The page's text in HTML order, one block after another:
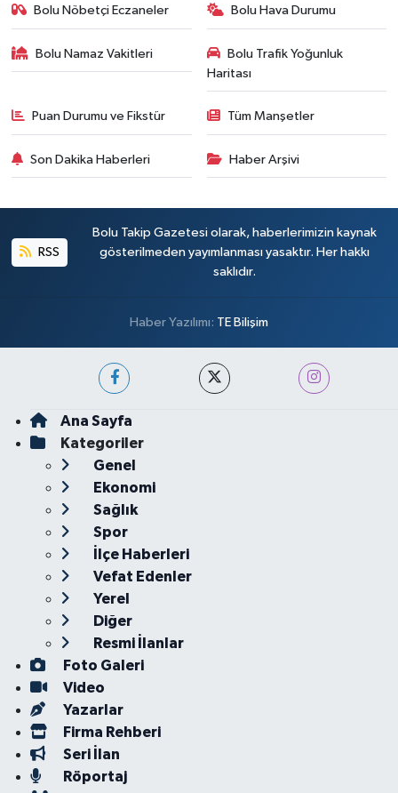
Bolu Nöbetçi Eczaneler Bolu Hava Durumu
Bolu Namaz Vakitleri
Bolu Trafik Yoğunluk
Haritası
Puan Durumu ve Fikstür Tüm Manşetler
Son Dakika Haberleri Haber Arşivi
RSS
Bolu Takip Gazetesi olarak, haberlerimizin kaynak
gösterilmeden yayımlanması yasaktır. Her hakkı
saklıdır.
Haber Yazılımı: TE Bilişim
Ana Sayfa
Kategoriler
Genel
Ekonomi
Sağlık
Spor
İlçe Haberleri
Vefat Edenler
Yerel
Diğer
Resmi İlanlar
Foto Galeri
Video
Yazarlar
Firma Rehberi
Seri İlan
Röportaj